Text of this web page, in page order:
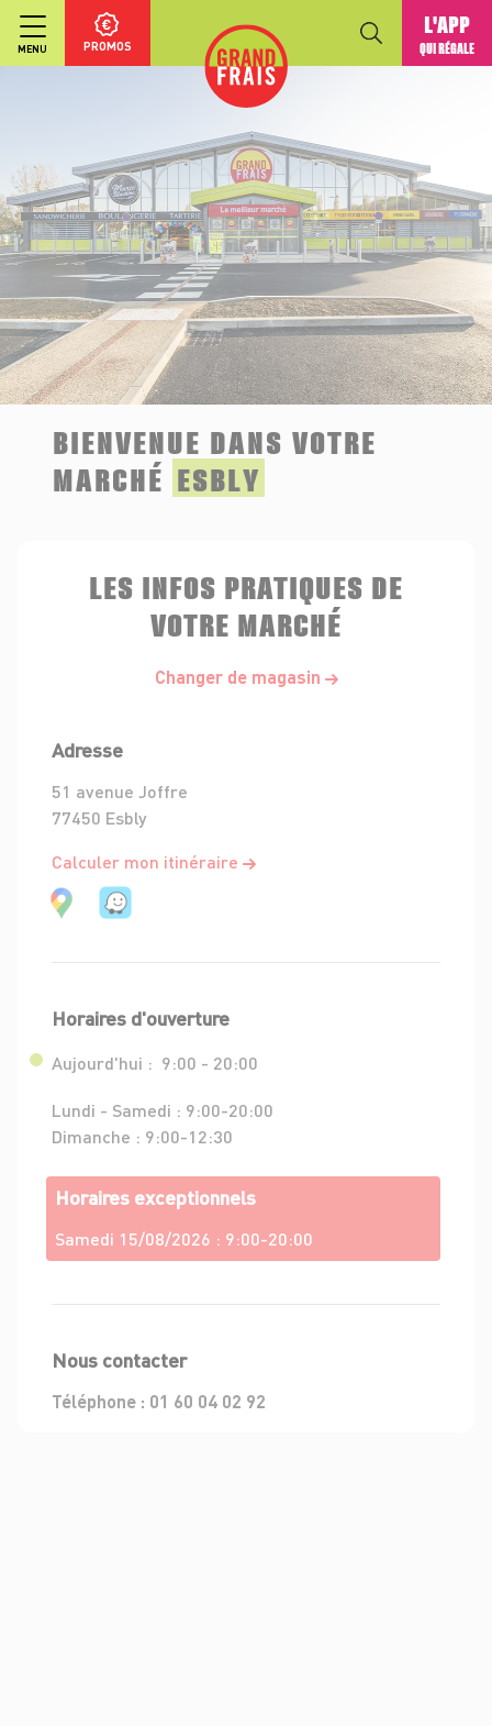
MENU PROMOS
L'APP
QUI RÉGALE
BIENVENUE DANS VOTRE
MARCHÉ ESBLY
LES INFOS PRATIQUES DE
VOTRE MARCHÉ
Changer de magasin
Adresse
51 avenue Joffre
77450 Esbly
Calculer mon itinéraire
Horaires d'ouverture
Aujourd'hui : 9:00 - 20:00
Lundi - Samedi : 9:00-20:00
Dimanche : 9:00-12:30
Horaires exceptionnels
Samedi 15/08/2026 : 9:00-20:00
Nous contacter
Téléphone : 01 60 04 02 92